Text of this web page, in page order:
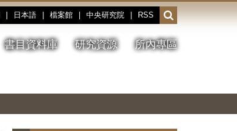
日本語 檔案館 中央研究院 RSS
開
啟
或
收
書目資料庫 研究資源 所內專區
停、
圖
圖
結